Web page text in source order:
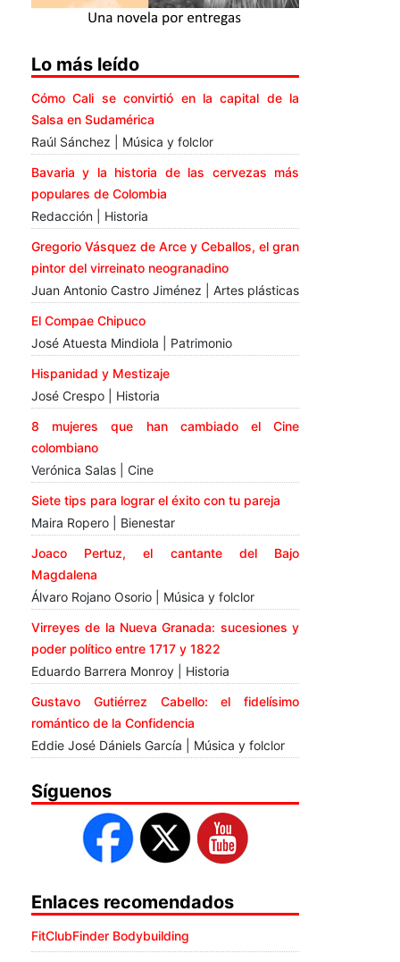
Lo más leído
Cómo Cali se convirtió en la capital de la
Salsa en Sudamérica
Raúl Sánchez | Música y folclor
Bavaria y la historia de las cervezas más
populares de Colombia
Redacción | Historia
Gregorio Vásquez de Arce y Ceballos, el gran
pintor del virreinato neogranadino
Juan Antonio Castro Jiménez | Artes plásticas
El Compae Chipuco
José Atuesta Mindiola | Patrimonio
Hispanidad y Mestizaje
José Crespo | Historia
8 mujeres que han cambiado el Cine
colombiano
Verónica Salas | Cine
Siete tips para lograr el éxito con tu pareja
Maira Ropero | Bienestar
Joaco Pertuz, el cantante del Bajo
Magdalena
Álvaro Rojano Osorio | Música y folclor
Virreyes de la Nueva Granada: sucesiones y
poder político entre 1717 y 1822
Eduardo Barrera Monroy | Historia
Gustavo Gutiérrez Cabello: el fidelísimo
romántico de la Confidencia
Eddie José Dániels García | Música y folclor
Síguenos
Enlaces recomendados
FitClubFinder Bodybuilding